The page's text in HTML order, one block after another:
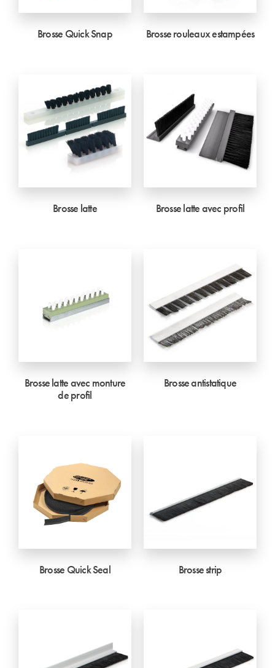
Brosse Quick Snap Brosse rouleaux estampées
Brosse latte Brosse latte avec profil
Brosse latte avec monture
de profil
Brosse antistatique
Brosse Quick Seal Brosse strip